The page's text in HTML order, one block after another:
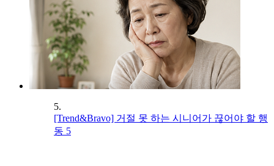
5.
[Trend&Bravo] 거절 못 하는 시니어가 끊어야 할 행
동 5